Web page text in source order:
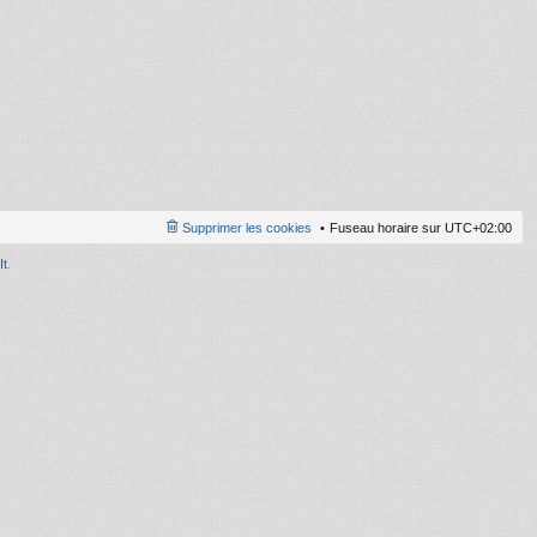
Fuseau horaire sur UTC+02:00
Supprimer les cookies